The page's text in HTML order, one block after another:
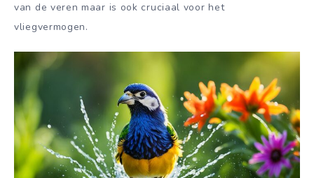
van de veren maar is ook cruciaal voor het
vliegvermogen.